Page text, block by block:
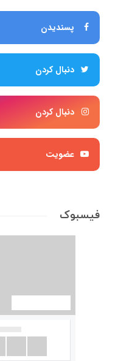
پسندیدن
دنبال کردن
دنبال کردن
عضویت
فیسبوک